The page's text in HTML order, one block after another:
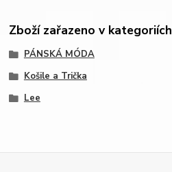
Zboží zařazeno v kategoriích
PÁNSKÁ MÓDA
Košile a Trička
Lee